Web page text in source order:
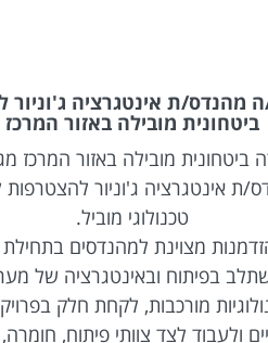
מהנדס/ת אינטגרציה ג'וניור
ביטחונית מובילה באזור המרכז
ביטחונית מובילה באזור המרכז
ת אינטגרציה ג'וניור להצטרפות
טכנולוגי מוביל.
מצוינת למהנדסים
בפיתוח ובאינטגרציה של
מורכבות, לקחת חלק
ולעבוד לצד צוותי פיתוח,